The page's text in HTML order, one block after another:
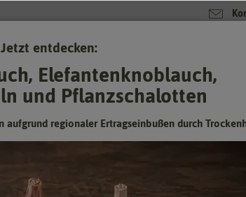
Pomponette Mischung
Jetzt entdecken:
Elefantenknoblauch,
und Pflanzschalotten
aufgrund regionaler Ertragseinbußen durch